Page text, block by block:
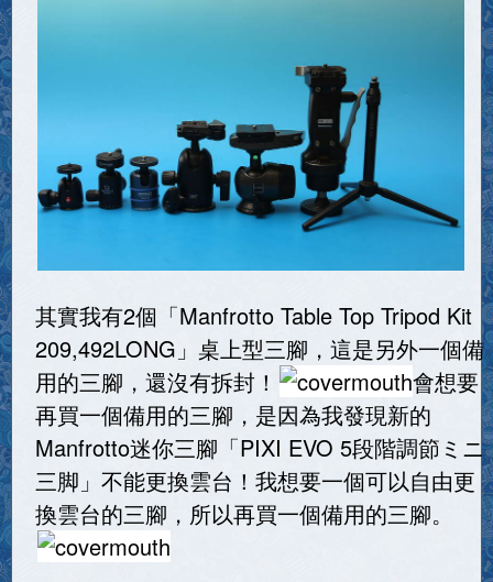
其實我有2個「Manfrotto Table Top Tripod Kit
209,492LONG」桌上型三腳，這是另外一個備
用的三腳，還沒有拆封！
會想要
再買一個備用的三腳，是因為我發現新的
Manfrotto迷你三腳「PIXI EVO 5段階調節ミニ
三脚」不能更換雲台！我想要一個可以自由更
換雲台的三腳，所以再買一個備用的三腳。